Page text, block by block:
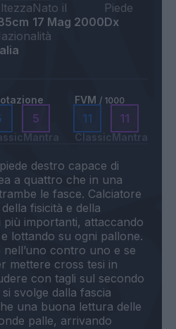
Nato il
17 Mag 2000
Piede
Dx
5
Mantra
FVM / 1000
11
Classic
11
Mantra
destro capace di
a quattro che in una
le fasce. Calciatore
fisicità e della
più importanti, attaccando
lottando su ogni pallone.
nell’uno contro uno e se
mettere cross tesi in
con tagli sul secondo
svolge dalla fascia
una buona lettura delle
palle, arrivando